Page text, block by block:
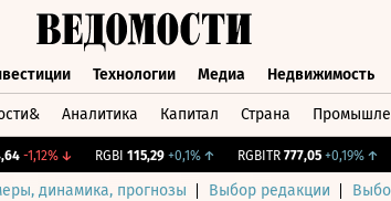
Технологии Медиа Недвижимость
Аналитика Капитал Страна
-1,12% ↓ RGBI 115,29 +0,1%↑ RGBITR 777,05 +0,19% ↑
динамика, прогнозы Выбор редакции